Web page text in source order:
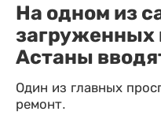
На одном из
загруженных
Астаны
Один из главных
ремонт.